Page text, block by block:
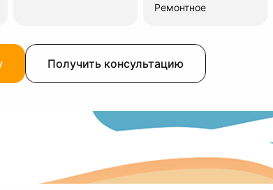
Ремонтное
Получить консультацию